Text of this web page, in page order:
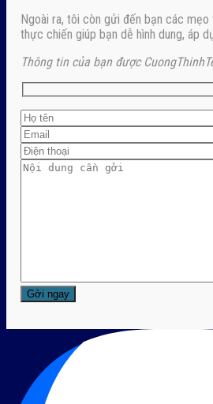
Ngoài ra, tôi còn gửi đến bạn các mẹo
thực chiến giúp bạn dễ hình dung, áp
Thông tin của bạn được